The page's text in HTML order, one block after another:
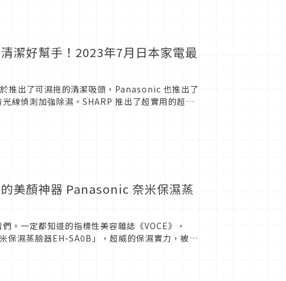
潔好幫手！2023年7月日本家電最
推出了可濕拖的清潔吸頭，Panasonic 也推出了
線偵測加強除濕。SHARP 推出了超實用的超音
美顏神器 Panasonic 奈米保濕蒸
。一定都知道的指標性美容雜誌《VOCE》，
濕蒸臉器EH-SA0B」，超威的保濕實力，被日